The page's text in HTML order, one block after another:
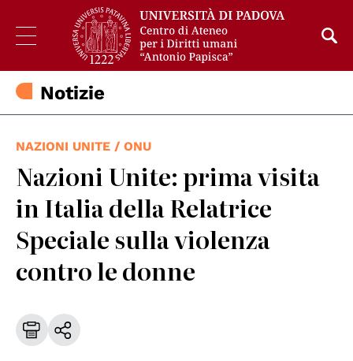
Notizie
NAZIONI UNITE / ONU
Nazioni Unite: prima visita
in Italia della Relatrice
Speciale sulla violenza
contro le donne